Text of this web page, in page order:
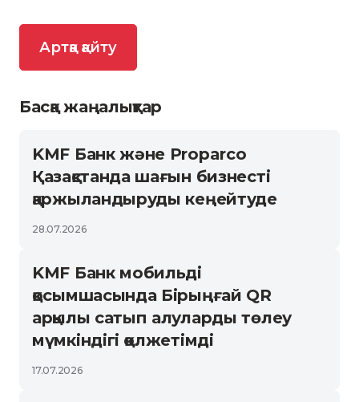
Артқа қайту
Басқа жаңалықтар
KMF Банк және Proparco
Қазақстанда шағын бизнесті
қаржыландыруды кеңейтуде
28.07.2026
KMF Банк мобильді
қосымшасында Бірыңғай QR
арқылы сатып алуларды төлеу
мүмкіндігі қолжетімді
17.07.2026